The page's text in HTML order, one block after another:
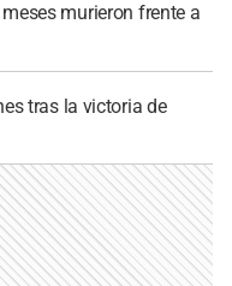
murieron frente a
tras la victoria de